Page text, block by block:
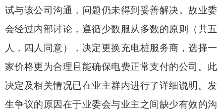
试与该公司沟通，问题仍未得到妥善解决。故业委
会经过内部讨论，遵循少数服从多数的原则（共五
人，四人同意），决定更换充电桩服务商，选择一
家价格更为合理且能确保电费正常支付的公司。此
决定及相关情况已在业主群内进行了详细说明。发
生争议的原因在于业委会与业主之间缺少有效的沟